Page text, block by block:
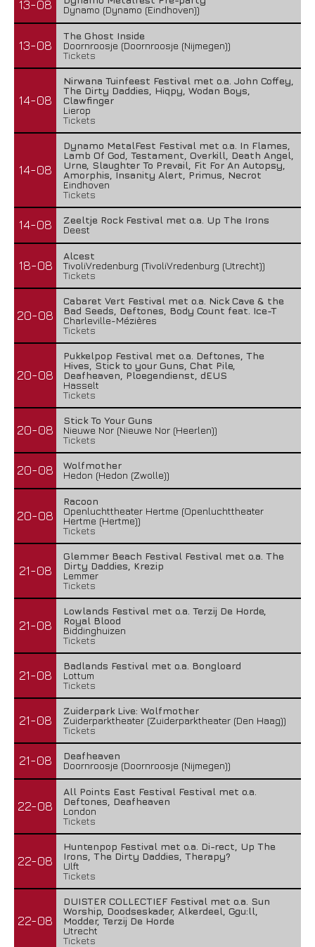
13-08
Dynamo (Dynamo (Eindhoven))
13-08
The Ghost Inside
Doornroosje (Doornroosje (Nijmegen))
Tickets
14-08
Nirwana Tuinfeest Festival met o.a. John Coffey,
The Dirty Daddies, Hiqpy, Wodan Boys,
Clawfinger
Lierop
Tickets
14-08
Dynamo MetalFest Festival met o.a. In Flames,
Lamb Of God, Testament, Overkill, Death Angel,
Urne, Slaughter To Prevail, Fit For An Autopsy,
Amorphis, Insanity Alert, Primus, Necrot
Eindhoven
Tickets
14-08
Zeeltje Rock Festival met o.a. Up The Irons
Deest
18-08
Alcest
TivoliVredenburg (TivoliVredenburg (Utrecht))
Tickets
20-08
Cabaret Vert Festival met o.a. Nick Cave & the
Bad Seeds, Deftones, Body Count feat. Ice-T
Charleville-Mézières
Tickets
20-08
Pukkelpop Festival met o.a. Deftones, The
Hives, Stick to your Guns, Chat Pile,
Deafheaven, Ploegendienst, dEUS
Hasselt
Tickets
20-08
Stick To Your Guns
Nieuwe Nor (Nieuwe Nor (Heerlen))
Tickets
20-08
Wolfmother
Hedon (Hedon (Zwolle))
20-08
Racoon
Openluchttheater Hertme (Openluchttheater
Hertme (Hertme))
Tickets
21-08
Glemmer Beach Festival Festival met o.a. The
Dirty Daddies, Krezip
Lemmer
Tickets
21-08
Lowlands Festival met o.a. Terzij De Horde,
Royal Blood
Biddinghuizen
Tickets
21-08
Badlands Festival met o.a. Bongloard
Lottum
Tickets
21-08
Zuiderpark Live: Wolfmother
Zuiderparktheater (Zuiderparktheater (Den Haag))
Tickets
21-08
Deafheaven
Doornroosje (Doornroosje (Nijmegen))
22-08
All Points East Festival Festival met o.a.
Deftones, Deafheaven
London
Tickets
22-08
Huntenpop Festival met o.a. Di-rect, Up The
Irons, The Dirty Daddies, Therapy?
Ulft
Tickets
22-08
DUISTER COLLECTIEF Festival met o.a. Sun
Worship, Doodseskader, Alkerdeel, Ggu:ll,
Modder, Terzij De Horde
Utrecht
Tickets